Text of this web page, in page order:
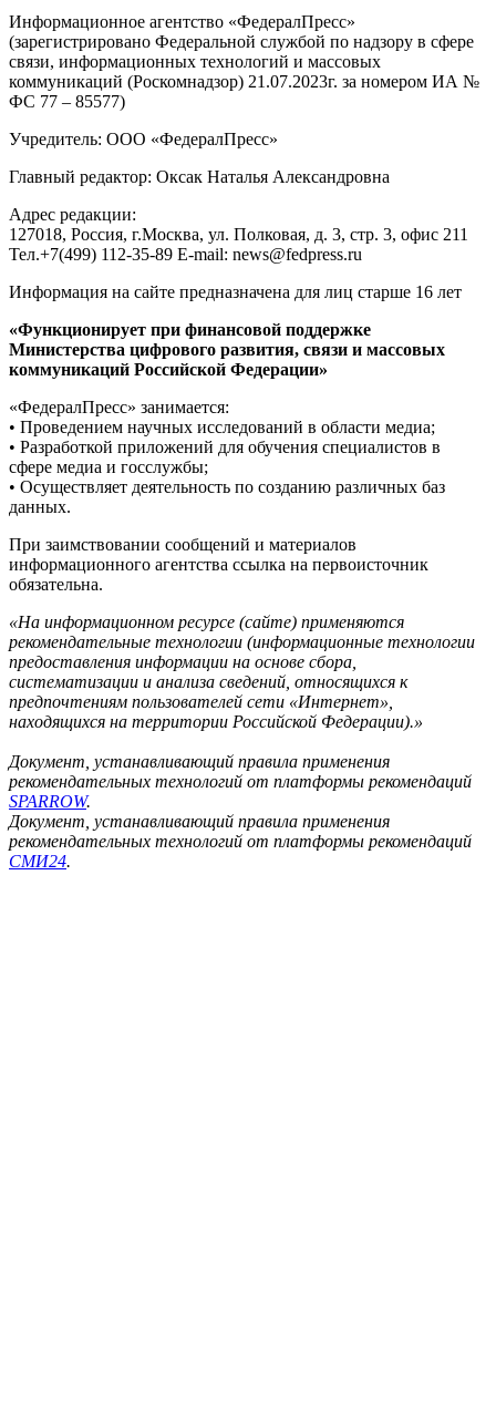
Информационное агентство «ФедералПресс»
(зарегистрировано Федеральной службой по надзору в сфере
связи, информационных технологий и массовых
коммуникаций (Роскомнадзор) 21.07.2023г. за номером ИА №
ФС 77 – 85577)
Учредитель: ООО «ФедералПресс»
Главный редактор: Оксак Наталья Александровна
Адрес редакции:
127018, Россия, г.Москва, ул. Полковая, д. 3, стр. 3, офис 211
Тел.+7(499) 112-35-89 E-mail: news@fedpress.ru
Информация на сайте предназначена для лиц старше 16 лет
«Функционирует при финансовой поддержке
Министерства цифрового развития, связи и массовых
коммуникаций Российской Федерации»
«ФедералПресс» занимается:
• Проведением научных исследований в области медиа;
• Разработкой приложений для обучения специалистов в
сфере медиа и госслужбы;
• Осуществляет деятельность по созданию различных баз
данных.
При заимствовании сообщений и материалов
информационного агентства ссылка на первоисточник
обязательна.
«На информационном ресурсе (сайте) применяются
рекомендательные технологии (информационные технологии
предоставления информации на основе сбора,
систематизации и анализа сведений, относящихся к
предпочтениям пользователей сети «Интернет»,
находящихся на территории Российской Федерации).»
Документ, устанавливающий правила применения
рекомендательных технологий от платформы рекомендаций
SPARROW.
Документ, устанавливающий правила применения
рекомендательных технологий от платформы рекомендаций
СМИ24.